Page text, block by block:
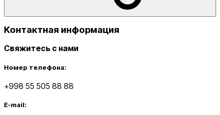
Контактная информация
Свяжитесь с нами
Номер телефона:
+998 55 505 88 88
E-mail: